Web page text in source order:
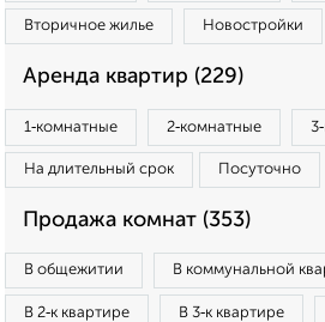
Вторичное жилье Новостройки
Аренда квартир (229)
1‑комнатные 2‑комнатные
На длительный срок Посуточно
Продажа комнат (353)
В общежитии В коммунальной
В 2‑к квартире В 3‑к квартире